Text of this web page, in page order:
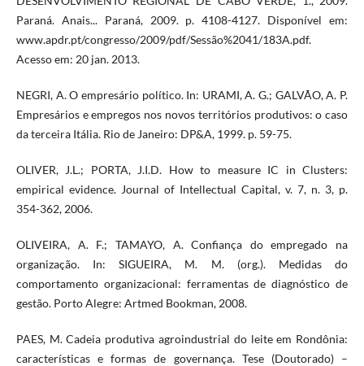
Paraná. Anais... Paraná, 2009. p. 4108-4127. Disponível em:
www.apdr.pt/congresso/2009/pdf/Sessão%2041/183A.pdf.
Acesso em: 20 jan. 2013.
NEGRI, A. O empresário político. In: URAMI, A. G.; GALVÃO, A. P.
Empresários e empregos nos novos territórios produtivos: o caso
da terceira Itália. Rio de Janeiro: DP&A, 1999. p. 59-75.
OLIVER, J.L.; PORTA, J.I.D. How to measure IC in Clusters:
empirical evidence. Journal of Intellectual Capital, v. 7, n. 3, p.
354-362, 2006.
OLIVEIRA, A. F.; TAMAYO, A. Confiança do empregado na
organização. In: SIGUEIRA, M. M. (org.). Medidas do
comportamento organizacional: ferramentas de diagnóstico de
gestão. Porto Alegre: Artmed Bookman, 2008.
PAES, M. Cadeia produtiva agroindustrial do leite em Rondônia:
características e formas de governança. Tese (Doutorado) –